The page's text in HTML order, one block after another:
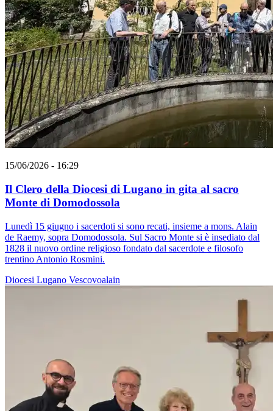
15/06/2026 - 16:29
Il Clero della Diocesi di Lugano in gita al sacro
Monte di Domodossola
Lunedì 15 giugno i sacerdoti si sono recati, insieme a mons. Alain
de Raemy, sopra Domodossola. Sul Sacro Monte si è insediato dal
1828 il nuovo ordine religioso fondato dal sacerdote e filosofo
trentino Antonio Rosmini.
Diocesi Lugano Vescovoalain